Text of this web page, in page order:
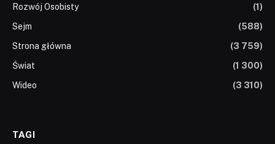
Rozwój Osobisty
(1)
Sejm
(588)
Strona główna
(3 759)
Świat
(1 300)
Wideo
(3 310)
TAGI